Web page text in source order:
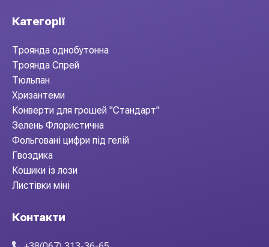
Категорії
Троянда однобутонна
Троянда Спрей
Тюльпан
Хризантеми
Конверти для грошей "Стандарт"
Зелень Флористична
Фольговані цифри під гелій
Гвоздика
Кошики із лози
Листівки міні
Контакти